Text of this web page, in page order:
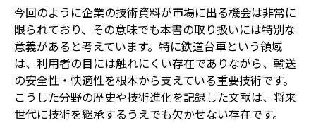
今回のように企業の技術資料が市場に出る機会は非常に
限られており、その意味でも本書の取り扱いには特別な
意義があると考えています。特に鉄道台車という領域
は、利用者の目には触れにくい存在でありながら、輸送
の安全性・快適性を根本から支えている重要技術です。
こうした分野の歴史や技術進化を記録した文献は、将来
世代に技術を継承するうえでも欠かせない存在です。